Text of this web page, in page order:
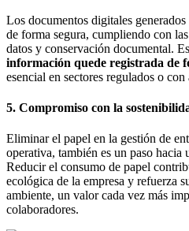
Los documentos digitales
de forma segura, cumpliendo con
datos y conservación documental.
información quede registrada de
esencial en sectores regulados o
5. Compromiso con la
Eliminar el papel en la gestión de
operativa, también es un paso hacia
Reducir el consumo de papel
ecológica de la empresa y refuerza
ambiente, un valor cada vez más
colaboradores.